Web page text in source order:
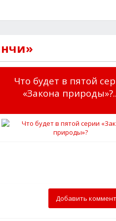
Что будет в пятой
«Закона
Добавить